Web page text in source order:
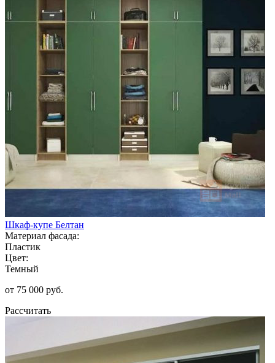
Шкаф-купе Белтан
Материал фасада:
Пластик
Цвет:
Темный
от 75 000 руб.
Рассчитать